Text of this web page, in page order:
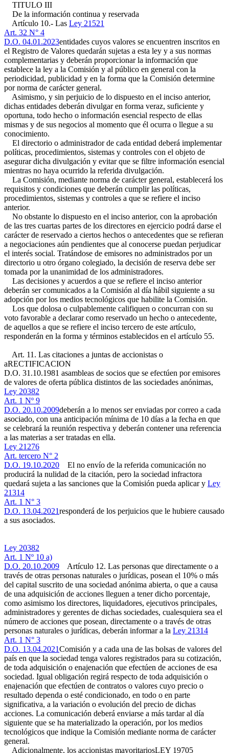
TITULO III
De la información continua y reservada
Artículo 10.- Las Ley 21521
Art. 32 N° 4
D.O. 04.01.2023entidades cuyos valores se encuentren inscritos en
el Registro de Valores quedarán sujetas a esta ley y a sus normas
complementarias y deberán proporcionar la información que
establece la ley a la Comisión y al público en general con la
periodicidad, publicidad y en la forma que la Comisión determine
por norma de carácter general.
Asimismo, y sin perjuicio de lo dispuesto en el inciso anterior,
dichas entidades deberán divulgar en forma veraz, suficiente y
oportuna, todo hecho o información esencial respecto de ellas
mismas y de sus negocios al momento que él ocurra o llegue a su
conocimiento.
El directorio o administrador de cada entidad deberá implementar
políticas, procedimientos, sistemas y controles con el objeto de
asegurar dicha divulgación y evitar que se filtre información esencial
mientras no haya ocurrido la referida divulgación.
La Comisión, mediante norma de carácter general, establecerá los
requisitos y condiciones que deberán cumplir las políticas,
procedimientos, sistemas y controles a que se refiere el inciso
anterior.
No obstante lo dispuesto en el inciso anterior, con la aprobación
de las tres cuartas partes de los directores en ejercicio podrá darse el
carácter de reservado a ciertos hechos o antecedentes que se refieran
a negociaciones aún pendientes que al conocerse puedan perjudicar
el interés social. Tratándose de emisores no administrados por un
directorio u otro órgano colegiado, la decisión de reserva debe ser
tomada por la unanimidad de los administradores.
Las decisiones y acuerdos a que se refiere el inciso anterior
deberán ser comunicados a la Comisión al día hábil siguiente a su
adopción por los medios tecnológicos que habilite la Comisión.
Los que dolosa o culpablemente califiquen o concurran con su
voto favorable a declarar como reservado un hecho o antecedente,
de aquellos a que se refiere el inciso tercero de este artículo,
responderán en la forma y términos establecidos en el artículo 55.
Art. 11. Las citaciones a juntas de accionistas o
aRECTIFICACION
D.O. 31.10.1981 asambleas de socios que se efectúen por emisores
de valores de oferta pública distintos de las sociedades anónimas,
Ley 20382
Art. 1 Nº 9
D.O. 20.10.2009deberán a lo menos ser enviadas por correo a cada
asociado, con una anticipación mínima de 10 días a la fecha en que
se celebrará la reunión respectiva y deberán contener una referencia
a las materias a ser tratadas en ella.
Ley 21276
Art. tercero N° 2
D.O. 19.10.2020 El no envío de la referida comunicación no
producirá la nulidad de la citación, pero la sociedad infractora
quedará sujeta a las sanciones que la Comisión pueda aplicar y Ley
21314
Art. 1 N° 3
D.O. 13.04.2021responderá de los perjuicios que le hubiere causado
a sus asociados.
Ley 20382
Art. 1 Nº 10 a)
D.O. 20.10.2009 Artículo 12. Las personas que directamente o a
través de otras personas naturales o jurídicas, posean el 10% o más
del capital suscrito de una sociedad anónima abierta, o que a causa
de una adquisición de acciones lleguen a tener dicho porcentaje,
como asimismo los directores, liquidadores, ejecutivos principales,
administradores y gerentes de dichas sociedades, cualesquiera sea el
número de acciones que posean, directamente o a través de otras
personas naturales o jurídicas, deberán informar a la Ley 21314
Art. 1 N° 3
D.O. 13.04.2021Comisión y a cada una de las bolsas de valores del
país en que la sociedad tenga valores registrados para su cotización,
de toda adquisición o enajenación que efectúen de acciones de esa
sociedad. Igual obligación regirá respecto de toda adquisición o
enajenación que efectúen de contratos o valores cuyo precio o
resultado dependa o esté condicionado, en todo o en parte
significativa, a la variación o evolución del precio de dichas
acciones. La comunicación deberá enviarse a más tardar al día
siguiente que se ha materializado la operación, por los medios
tecnológicos que indique la Comisión mediante norma de carácter
general.
Adicionalmente, los accionistas mayoritariosLEY 19705